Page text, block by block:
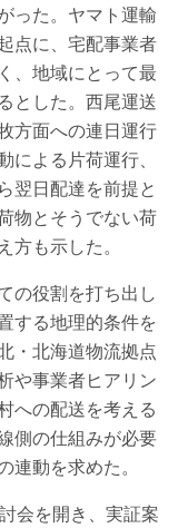
った。ヤマト運輸
点に、宅配事業者
、地域にとって最
とした。西尾運送
方面への連日運行
よる片荷運行、
翌日配達を前提と
物とそうでない荷
も示した。
の役割を打ち出し
する地理的条件を
・北海道物流拠点
や事業者ヒアリン
への配送を考える
側の仕組みが必要
動を求めた。
会を開き、実証案